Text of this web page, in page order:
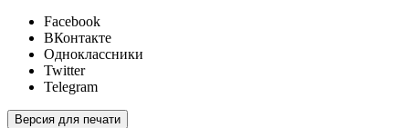
Facebook
ВКонтакте
Одноклассники
Twitter
Telegram
Версия для печати